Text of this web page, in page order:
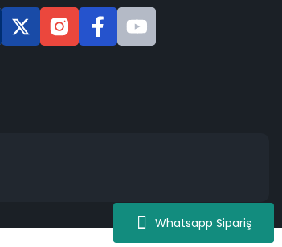
Whatsapp Sipariş